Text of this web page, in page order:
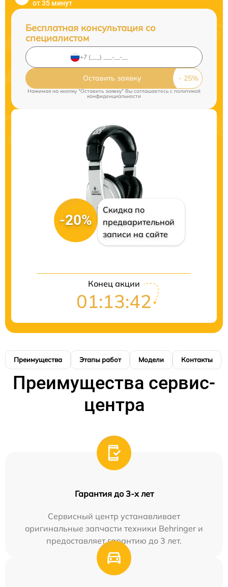
от 35 минут
Бесплатная консультация со
специалистом
Оставить заявку
Нажимая на кнопку "Оставить заявку" Вы соглашаетесь cполитикой
конфиденциальности
-20%
Скидка по
предварительной
записи на сайте
Конец акции
01:13:42
Преимущества Этапы работ Модели Контакты
Преимущества сервис-
центра
Гарантия до 3-х лет
Сервисный центр устанавливает
оригинальные запчасти техники Behringer и
предоставляет гарантию до 3 лет.